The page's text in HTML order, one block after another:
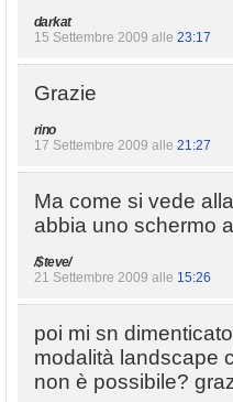
darkat
15 Settembre 2009 alle 23:17
Grazie
rino
17 Settembre 2009 alle 21:27
Ma come si vede
abbia uno schermo
/$teve/
21 Settembre 2009 alle 15:26
poi mi sn
modalità landscape
non è possibile?